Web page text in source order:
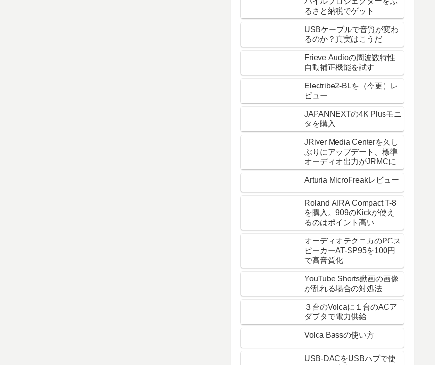
るさと納税でゲット
USBケーブルで音質が変わ
るのか？真実はこうだ
Frieve Audioの周波数特性
自動補正機能を試す
Electribe2-BLを（今更）レ
ビュー
JAPANNEXTの4K Plusモニ
タを購入
JRiver Media Centerを久し
ぶりにアップデート、標準
オーディオ出力がJRMCに
Arturia MicroFreakレビュー
Roland AIRA Compact T-8
を購入。909のKickが使え
るのはポイント高い
オーディオテクニカのPCス
ピーカーAT-SP95を100円
で高音質化
YouTube Shorts動画の画像
が乱れる場合の対処法
３台のVolcaに１台のACア
ダプタで電力供給
Volca Bassの使い方
USB-DACをUSBハブで使